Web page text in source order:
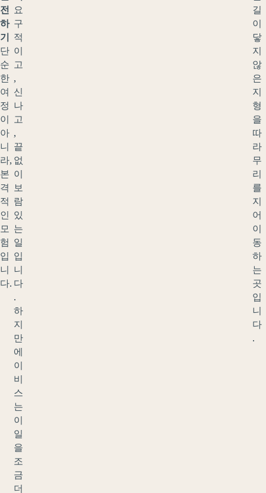
전
하
기
단
순
한
여
정
이
아
니
라,
본
격
적
인
모
험
입
니
다.
요
구
적
이
고
,
신
나
고
,
끝
없
이
보
람
있
는
일
입
니
다
.
하
지
만
에
이
비
스
는
이
일
을
조
금
더
길
이
닿
지
않
은
지
형
을
따
라
무
리
를
지
어
이
동
하
는
곳
입
니
다
.